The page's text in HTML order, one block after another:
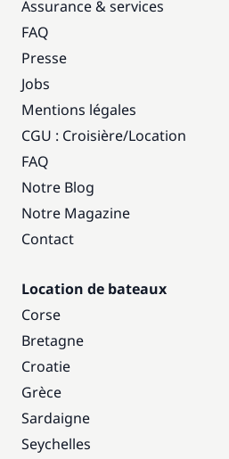
Assurance & services
FAQ
Presse
Jobs
Mentions légales
CGU : Croisière/Location
FAQ
Notre Blog
Notre Magazine
Contact
Location de bateaux
Corse
Bretagne
Croatie
Grèce
Sardaigne
Seychelles